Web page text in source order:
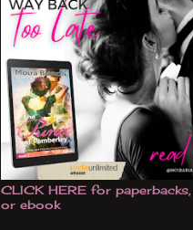
CLICK HERE for
or ebook